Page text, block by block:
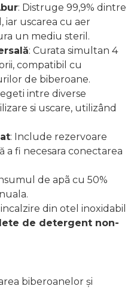
: Distruge 99,9% dintre
uscarea cu aer
un mediu steril.
: Curata simultan 4
compatibil cu
de biberoane.
intre diverse
si uscare, utilizând
: Include rezervoare
a fi necesara conectarea
de apã cu 50%
din otel inoxidabil
de detergent non-
biberoanelor și